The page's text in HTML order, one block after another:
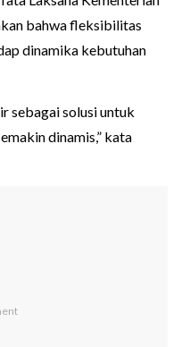
bahwa fleksibilitas
dinamika kebutuhan
sebagai solusi untuk
dinamis,” kata